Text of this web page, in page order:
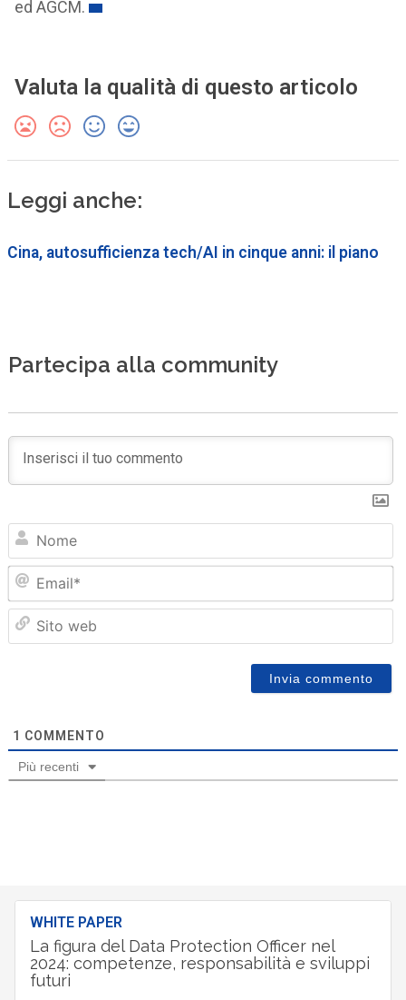
ed AGCM.
Valuta la qualità di questo articolo
Leggi anche:
Cina, autosufficienza tech/AI in cinque anni: il piano
Partecipa alla community
1 COMMENTO
Più recenti
WHITE PAPER
La figura del Data Protection Officer nel
2024: competenze, responsabilità e sviluppi
futuri